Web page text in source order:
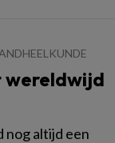
wereldwijd
altijd een